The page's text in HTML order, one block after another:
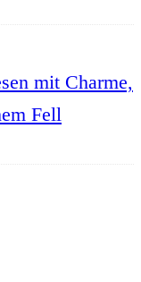
mit Charme,
Fell